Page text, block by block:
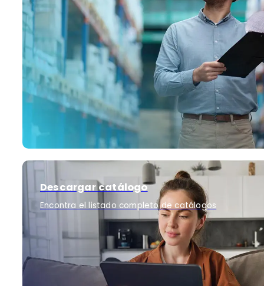
Descargar catálogo
Encontra el listado completo de catálogos